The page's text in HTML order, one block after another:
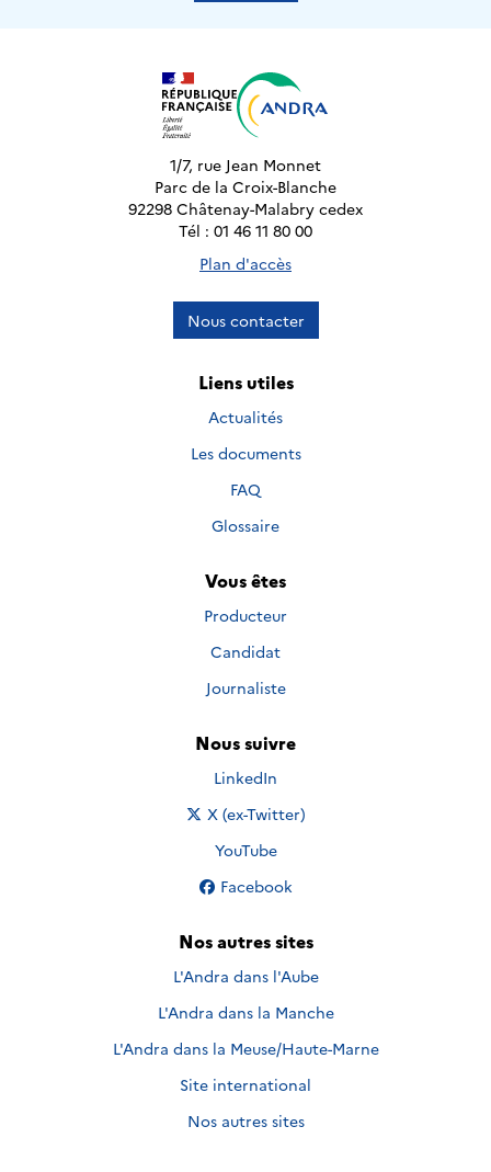
1/7, rue Jean Monnet
Parc de la Croix-Blanche
92298 Châtenay-Malabry cedex
Tél : 01 46 11 80 00
Plan d'accès
Nous contacter
Liens utiles
Actualités
Les documents
FAQ
Glossaire
Vous êtes
Producteur
Candidat
Journaliste
Nous suivre
Nous suivre sur
LinkedIn
Nous suivre sur
X (ex-Twitter)
Nous suivre sur
YouTube
Nous suivre sur
Facebook
Nos autres sites
L'Andra dans l'Aube
L'Andra dans la Manche
L'Andra dans la Meuse/Haute-Marne
Site international
Nos autres sites